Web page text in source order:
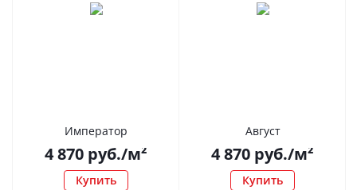
Император
4 870 руб./м²
Купить
Август
4 870 руб./м²
Купить